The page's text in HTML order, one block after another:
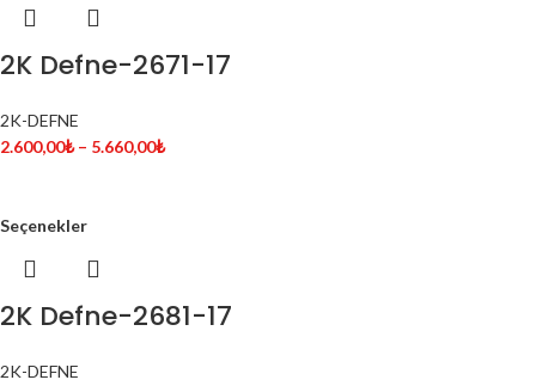
2K Defne-2671-17
2K-DEFNE
2.600,00₺ – 5.660,00₺
Seçenekler
2K Defne-2681-17
2K-DEFNE